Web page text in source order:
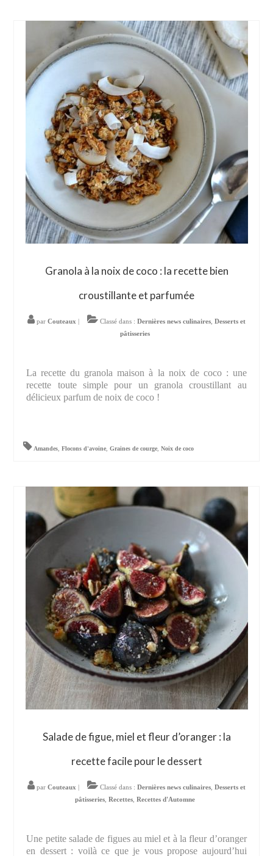
Granola à la noix de coco : la recette bien
croustillante et parfumée
par Couteaux Classé dans : Dernières news culinaires Desserts et
pâtisseries
La recette du granola maison à la noix de coco : une
recette toute simple pour un granola croustillant au
délicieux parfum de noix de coco !
Amandes,Flocons d'avoine,Graines de courge,Noix de coco
Salade de figue, miel et fleur d’oranger : la
recette facile pour le dessert
par Couteaux Classé dans : Dernières news culinaires Desserts et
pâtisseries Recettes Recettes d'Automne
Une petite salade de figues au miel et à la fleur d’oranger
en dessert : voilà ce que je vous propose aujourd’hui